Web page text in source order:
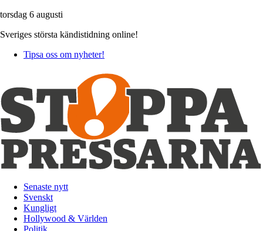
torsdag 6 augusti
Sveriges största kändistidning online!
Tipsa oss om nyheter!
Senaste nytt
Svenskt
Kungligt
Hollywood & Världen
Politik